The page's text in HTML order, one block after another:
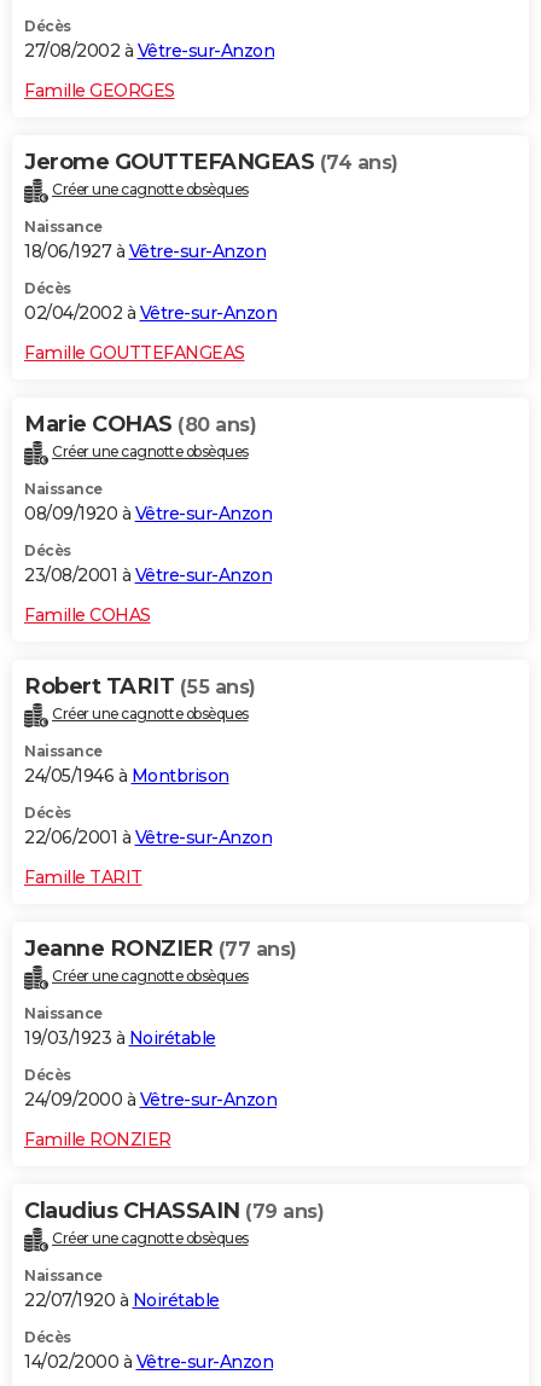
Décès
27/08/2002 à Vêtre-sur-Anzon
Famille GEORGES
Jerome GOUTTEFANGEAS (74 ans)
Créer une cagnotte obsèques
Naissance
18/06/1927 à Vêtre-sur-Anzon
Décès
02/04/2002 à Vêtre-sur-Anzon
Famille GOUTTEFANGEAS
Marie COHAS (80 ans)
Créer une cagnotte obsèques
Naissance
08/09/1920 à Vêtre-sur-Anzon
Décès
23/08/2001 à Vêtre-sur-Anzon
Famille COHAS
Robert TARIT (55 ans)
Créer une cagnotte obsèques
Naissance
24/05/1946 à Montbrison
Décès
22/06/2001 à Vêtre-sur-Anzon
Famille TARIT
Jeanne RONZIER (77 ans)
Créer une cagnotte obsèques
Naissance
19/03/1923 à Noirétable
Décès
24/09/2000 à Vêtre-sur-Anzon
Famille RONZIER
Claudius CHASSAIN (79 ans)
Créer une cagnotte obsèques
Naissance
22/07/1920 à Noirétable
Décès
14/02/2000 à Vêtre-sur-Anzon